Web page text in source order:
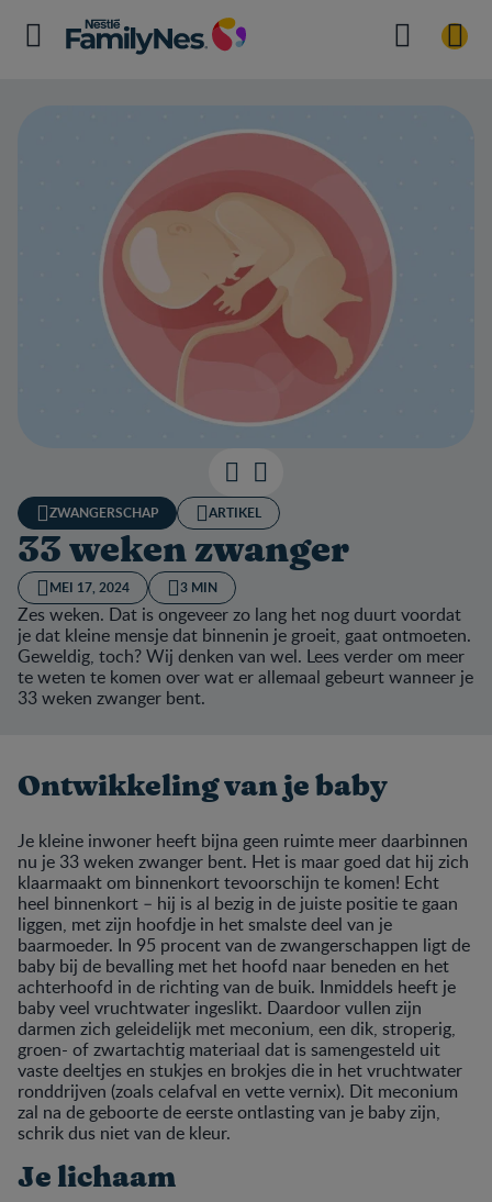
ZWANGERSCHAP ARTIKEL
33 weken zwanger
MEI 17, 2024 3 MIN
Zes weken. Dat is ongeveer zo lang het nog duurt voordat
je dat kleine mensje dat binnenin je groeit, gaat ontmoeten.
Geweldig, toch? Wij denken van wel. Lees verder om meer
te weten te komen over wat er allemaal gebeurt wanneer je
33 weken zwanger bent.
Ontwikkeling van je baby
Je kleine inwoner heeft bijna geen ruimte meer daarbinnen
nu je 33 weken zwanger bent. Het is maar goed dat hij zich
klaarmaakt om binnenkort tevoorschijn te komen! Echt
heel binnenkort – hij is al bezig in de juiste positie te gaan
liggen, met zijn hoofdje in het smalste deel van je
baarmoeder. In 95 procent van de zwangerschappen ligt de
baby bij de bevalling met het hoofd naar beneden en het
achterhoofd in de richting van de buik. Inmiddels heeft je
baby veel vruchtwater ingeslikt. Daardoor vullen zijn
darmen zich geleidelijk met meconium, een dik, stroperig,
groen- of zwartachtig materiaal dat is samengesteld uit
vaste deeltjes en stukjes en brokjes die in het vruchtwater
ronddrijven (zoals celafval en vette vernix). Dit meconium
zal na de geboorte de eerste ontlasting van je baby zijn,
schrik dus niet van de kleur.
Je lichaam